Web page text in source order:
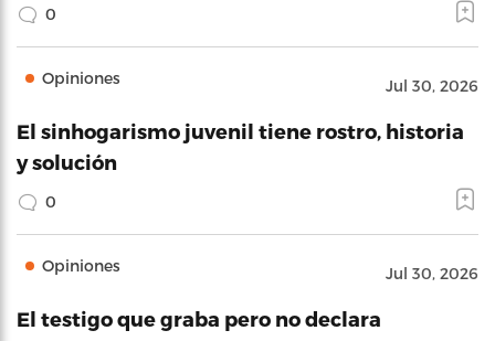
0
Opiniones Jul 30, 2026
El sinhogarismo juvenil tiene rostro, historia
y solución
0
Opiniones Jul 30, 2026
El testigo que graba pero no declara